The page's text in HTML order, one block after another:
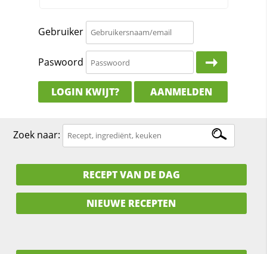
Gebruiker
Paswoord
LOGIN KWIJT? AANMELDEN
Zoek naar:
RECEPT VAN DE DAG
NIEUWE RECEPTEN